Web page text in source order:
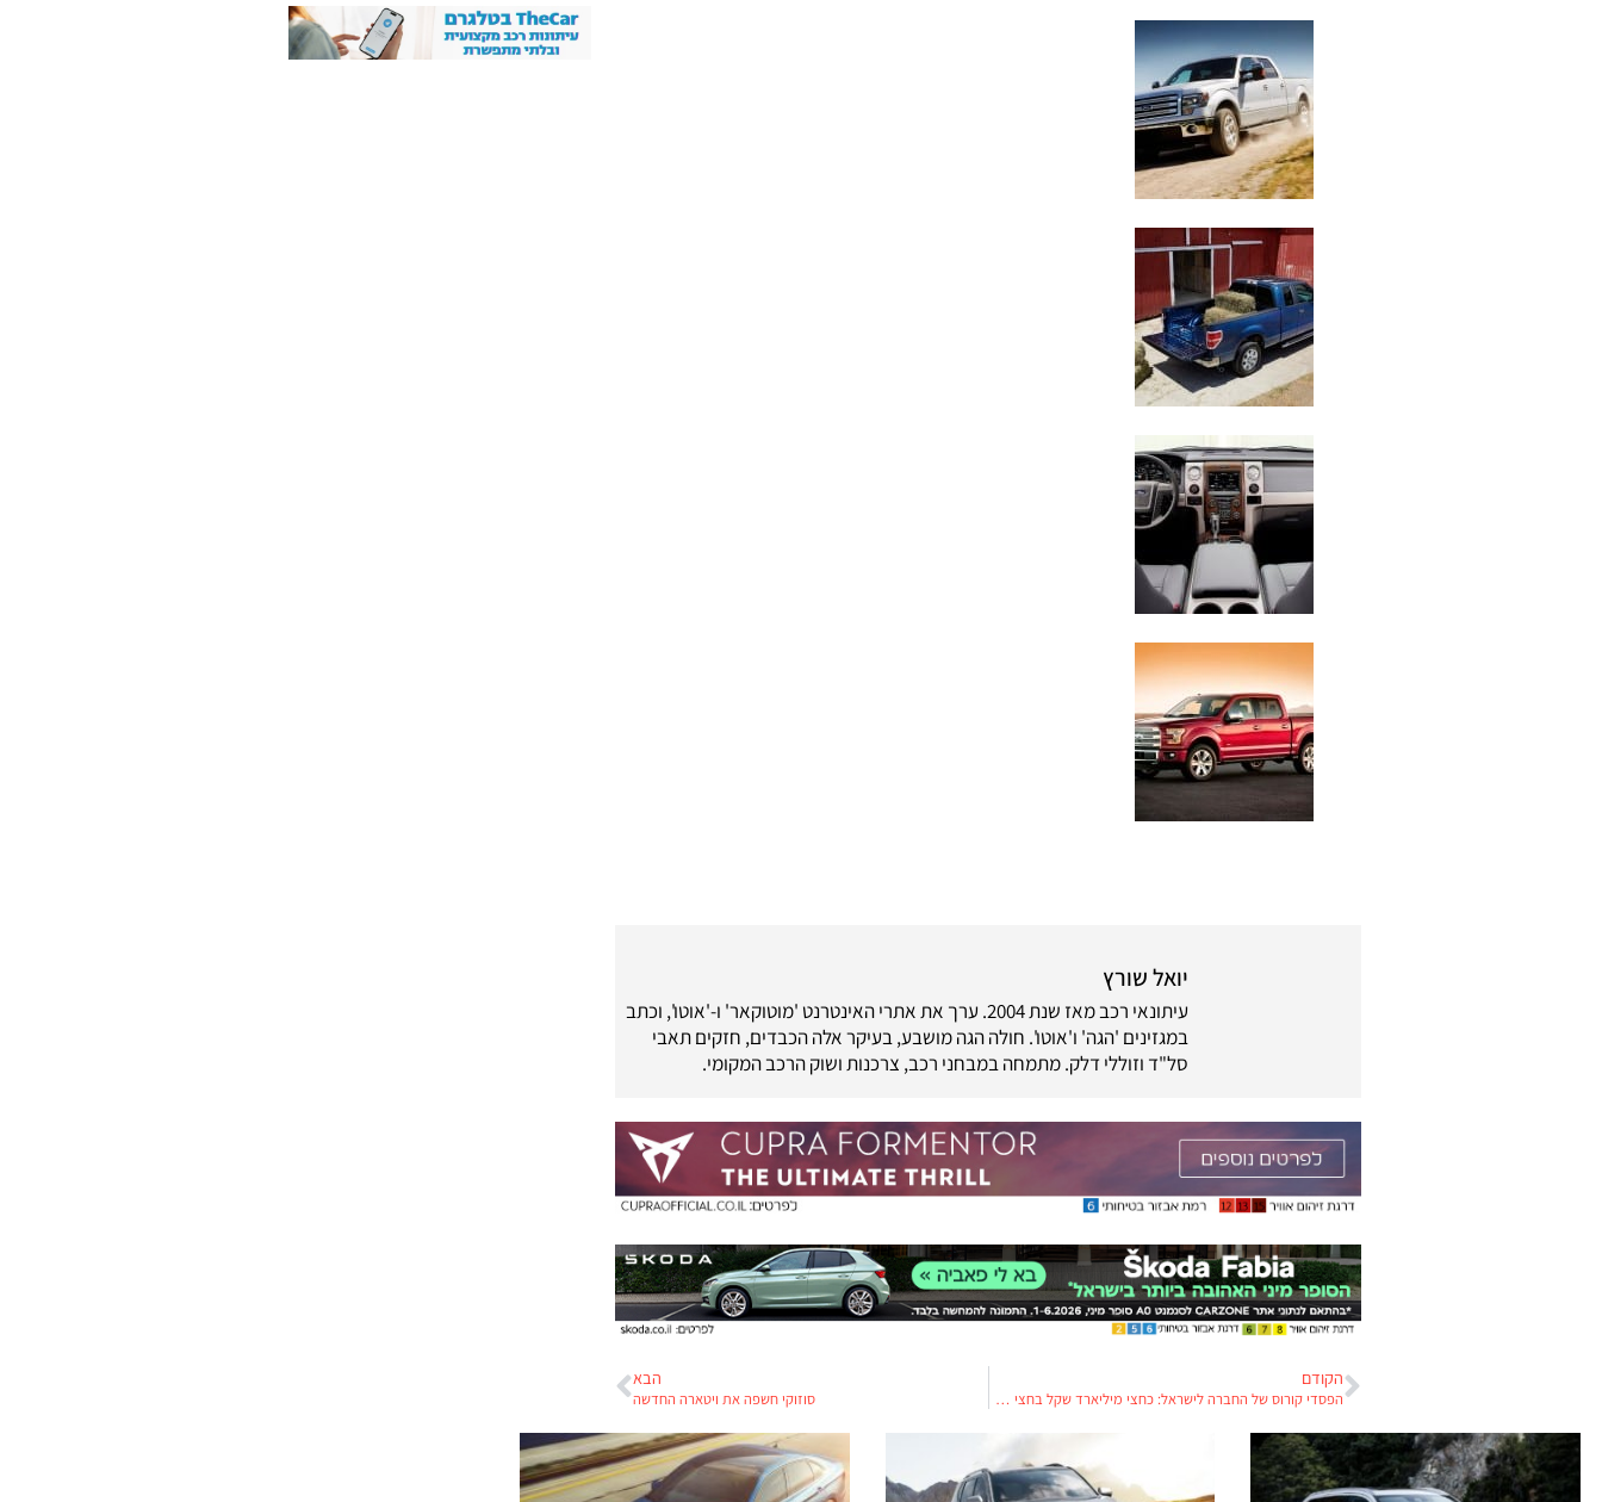
יואל שורץ
עיתונאי רכב מאז שנת 2004. ערך את אתרי האינטרנט 'מוטוקאר' ו-'אוטו', וכתב
במגזינים 'הגה' ו'אוטו'. חולה הגה מושבע, בעיקר אלה הכבדים, חזקים תאבי
סל"ד וזוללי דלק. מתמחה במבחני רכב, צרכנות ושוק הרכב המקומי.
הקודם
הפסדי קורוס של החברה לישראל: כחצי מיליארד שקל בחצי שנה
הבא
סוזוקי חשפה את ויטארה החדשה